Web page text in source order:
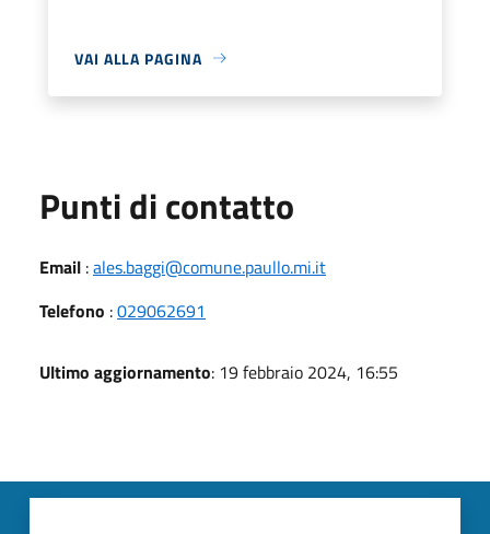
VAI ALLA PAGINA
Punti di contatto
Email :ales.baggi@comune.paullo.mi.it
Telefono :029062691
Ultimo aggiornamento: 19 febbraio 2024, 16:55